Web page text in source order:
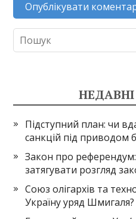
Підступний план: чи
санкцій під приводом
Закон про референдум:
затягувати розгляд
Союз олігархів та
Україну уряд Шмигаля?